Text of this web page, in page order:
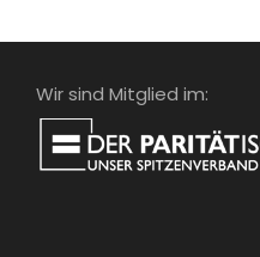
Wir sind Mitglied im: